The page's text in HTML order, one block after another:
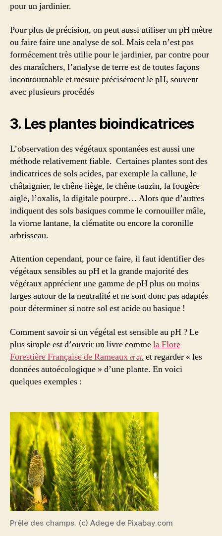
pour un jardinier.
Pour plus de précision, on peut aussi utiliser un pH mètre
ou faire faire une analyse de sol. Mais cela n’est pas
formécement très utilie pour le jardinier, par contre pour
des maraîchers, l’analyse de terre est de toutes façons
incontournable et mesure précisément le pH, souvent
avec plusieurs procédés
3. Les plantes bioindicatrices
L’observation des végétaux spontanées est aussi une
méthode relativement fiable. Certaines plantes sont des
indicatrices de sols acides, par exemple la callune, le
châtaignier, le chêne liège, le chêne tauzin, la fougère
aigle, l’oxalis, la digitale pourpre… Alors que d’autres
indiquent des sols basiques comme le cornouiller mâle,
la viorne lantane, la clématite ou encore la coronille
arbrisseau.
Attention cependant, pour ce faire, il faut identifier des
végétaux sensibles au pH et la grande majorité des
végétaux apprécient une gamme de pH plus ou moins
larges autour de la neutralité et ne sont donc pas adaptés
pour déterminer si notre sol est acide ou basique !
Comment savoir si un végétal est sensible au pH ? Le
plus simple est d’ouvrir un livre commela Flore
Forestière Française de Rameaux et al. et regarder « les
données autoécologique » d’une plante. En voici
quelques exemples :
Prêle des champs. (c) Adege de Pixabay.com